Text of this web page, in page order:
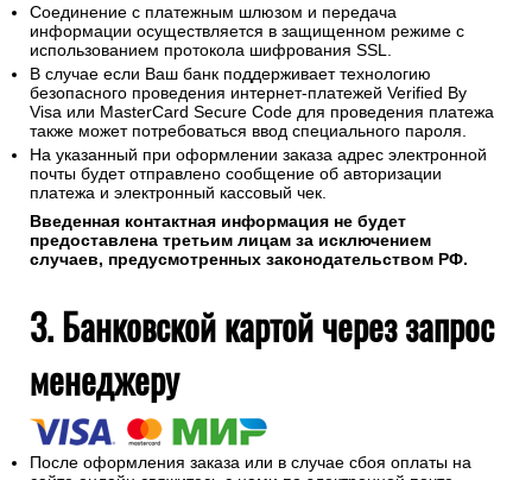
Соединение с платежным шлюзом и передача
информации осуществляется в защищенном режиме с
использованием протокола шифрования SSL.
В случае если Ваш банк поддерживает технологию
безопасного проведения интернет-платежей Verified By
Visa или MasterCard Secure Code для проведения платежа
также может потребоваться ввод специального пароля.
На указанный при оформлении заказа адрес электронной
почты будет отправлено сообщение об авторизации
платежа и электронный кассовый чек.
Введенная контактная информация не будет
предоставлена третьим лицам за исключением
случаев, предусмотренных законодательством РФ.
3. Банковской картой через запрос
менеджеру
После оформления заказа или в случае сбоя оплаты на